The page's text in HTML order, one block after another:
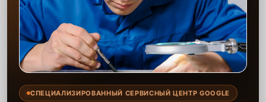
желаемом месте и удобное время.
Какие предоставляются
гарантии
распространяется на все виды ремонта, а также на все
СПЕЦИАЛИЗИРОВАННЫЙ СЕРВИСНЫЙ ЦЕНТР GOOGLE